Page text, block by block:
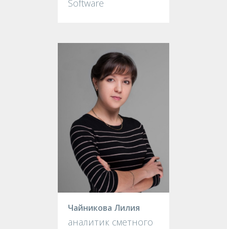
Software
Чайникова Лилия
аналитик сметного